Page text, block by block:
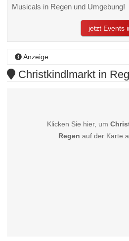
Musicals in Regen und Umgebung!
jetzt Events
Anzeige
Christkindlmarkt in
Klicken Sie hier, um
Regen auf der Karte